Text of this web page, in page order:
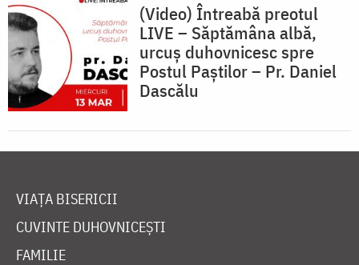
(Video) Întreabă preotul
LIVE – Săptămâna albă,
urcuș duhovnicesc spre
Postul Paștilor – Pr. Daniel
Dascălu
VIAȚA BISERICII
CUVINTE DUHOVNICEȘTI
FAMILIE